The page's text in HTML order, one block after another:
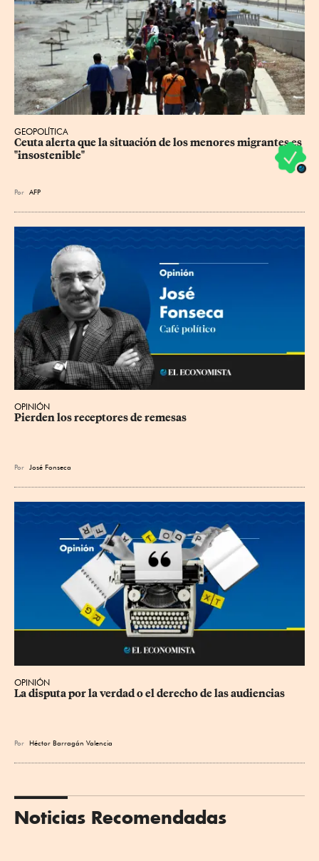
GEOPOLÍTICA
Ceuta alerta que la situación de los menores migrantes es
"insostenible"
Por AFP
OPINIÓN
Pierden los receptores de remesas
Por José Fonseca
OPINIÓN
La disputa por la verdad o el derecho de las audiencias
Por Héctor Barragán Valencia
Noticias Recomendadas